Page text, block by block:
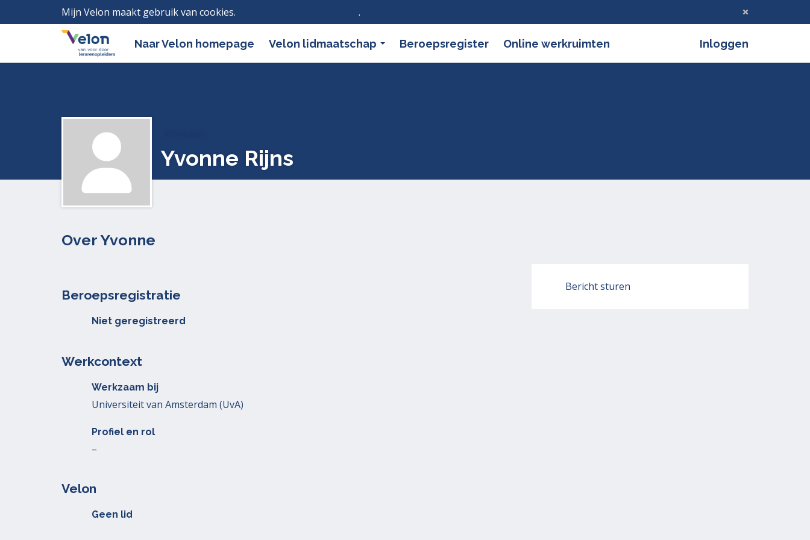
Mijn Velon maakt gebruik van cookies. .
Naar Velon homepage Velon lidmaatschap Beroepsregister Online werkruimten Inloggen
Yvonne Rijns
Over Yvonne
Beroepsregistratie
Niet geregistreerd
Werkcontext
Werkzaam bij
Universiteit van Amsterdam (UvA)
Profiel en rol
–
Velon
Geen lid
Bericht sturen